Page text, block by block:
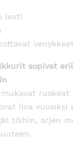
lesti
sopivat
ruskeat
iloa vuosiksi
töihin, arjen